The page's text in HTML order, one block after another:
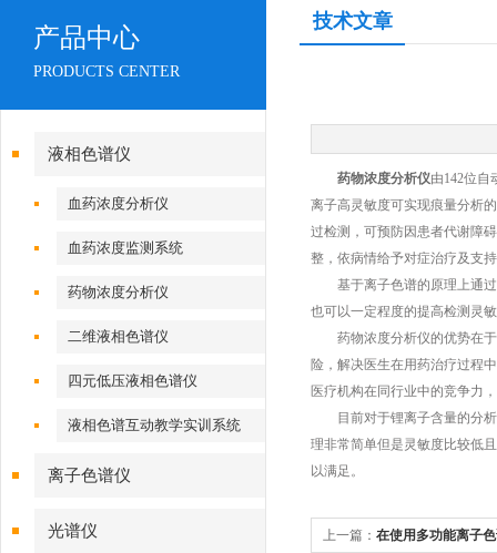
技术文章
药物浓度分析仪由142位自
离子高灵敏度可实现痕量分析
过检测，可预防因患者代谢障
整，依病情给予对症治疗及支
基于离子色谱的原理上通过
也可以一定程度的提高检测灵
药物浓度分析仪的优势在于
险，解决医生在用药治疗过程
医疗机构在同行业中的竞争力
目前对于锂离子含量的分析
理非常简单但是灵敏度比较低
以满足。
上一篇： 在使用多功能离子
产品中心
PRODUCTS CENTER
液相色谱仪
血药浓度分析仪
血药浓度监测系统
药物浓度分析仪
二维液相色谱仪
四元低压液相色谱仪
液相色谱互动教学实训系统
离子色谱仪
光谱仪